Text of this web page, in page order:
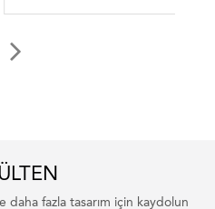
fazla tasarım için kaydolun